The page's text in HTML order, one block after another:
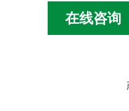
在线咨询